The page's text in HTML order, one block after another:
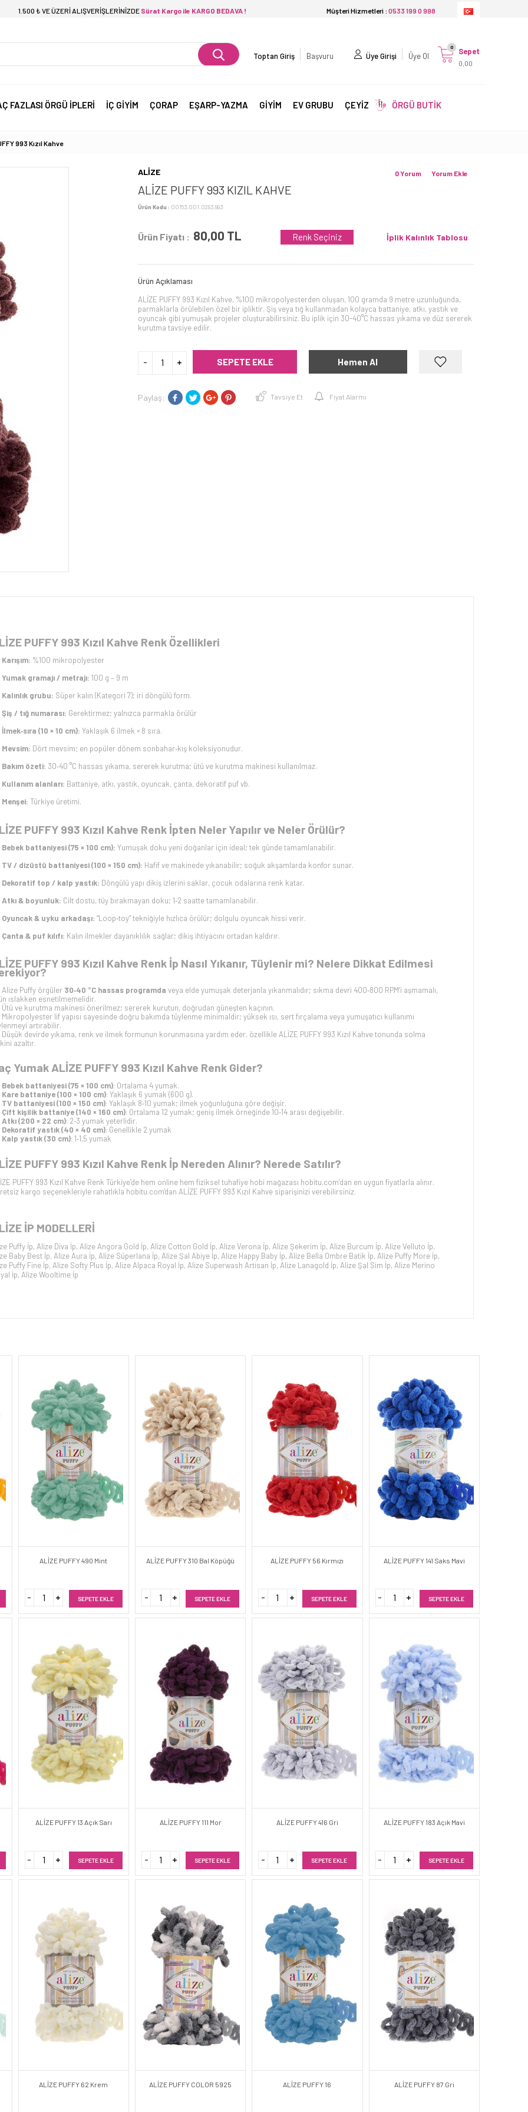
1.500 ₺ VE ÜZERİ ALIŞVERİŞLERİNİZDE Sürat Kargo ile KARGO BEDAVA ! Müşteri Hizmetleri : 0533 199 0 998
Başvuru
Toptan Giriş Üye Girişi Üye Ol Sepet
0,00
0
FAZLASI ÖRGÜ İPLERİ İÇ GİYİM ÇORAP EŞARP-YAZMA GİYİM EV GRUBU ÇEYİZ ÖRGÜ BUTİK
993 Kızıl Kahve
ALİZE
ALİZE PUFFY 993 KIZIL KAHVE
Ürün Kodu : 00153.001.0293.993
Yorum Ekle
0 Yorum
Ürün Fiyatı : 80,00 TL İplik Kalınlık Tablosu
Renk Seçiniz
Ürün Açıklaması
ALİZE PUFFY 993 Kızıl Kahve, %100 mikropolyesterden oluşan, 100 gramda 9 metre uzunluğunda,
parmaklarla örülebilen özel bir ipliktir. Şiş veya tığ kullanmadan kolayca battaniye, atkı, yastık ve
oyuncak gibi yumuşak projeler oluşturabilirsiniz. Bu iplik için 30-40°C hassas yıkama ve düz sererek
kurutma tavsiye edilir.
SEPETE EKLE Hemen Al
Paylaş: Tavsiye Et Fiyat Alarmı
PUFFY 993 Kızıl Kahve Renk Özellikleri
Karışım: %100 mikropolyester
Yumak gramajı / metrajı: 100 g – 9 m
Kalınlık grubu: Süper kalın (Kategori 7); iri döngülü form.
Şiş / tığ numarası: Gerektirmez; yalnızca parmakla örülür
İlmek‑sıra (10 × 10 cm): Yaklaşık 6 ilmek × 8 sıra.
Mevsim: Dört mevsim; en popüler dönem sonbahar‑kış koleksiyonudur.
Bakım özeti: 30‑40 °C hassas yıkama, sererek kurutma; ütü ve kurutma makinesi kullanılmaz.
Kullanım alanları: Battaniye, atkı, yastık, oyuncak, çanta, dekoratif puf vb.
Menşei: Türkiye üretimi.
PUFFY 993 Kızıl Kahve Renk İpten Neler Yapılır ve Neler Örülür?
Bebek battaniyesi (75 × 100 cm): Yumuşak doku yeni doğanlar için ideal; tek günde tamamlanabilir.
TV / dizüstü battaniyesi (100 × 150 cm): Hafif ve makinede yıkanabilir; soğuk akşamlarda konfor sunar.
Dekoratif top / kalp yastık: Döngülü yapı dikiş izlerini saklar, çocuk odalarına renk katar.
Atkı & boyunluk: Cilt dostu, tüy bırakmayan doku; 1‑2 saatte tamamlanabilir.
Oyuncak & uyku arkadaşı: “Loop‑toy” tekniğiyle hızlıca örülür; dolgulu oyuncak hissi verir.
Çanta & puf kılıfı: Kalın ilmekler dayanıklılık sağlar; dikiş ihtiyacını ortadan kaldırır.
PUFFY 993 Kızıl Kahve Renk İp Nasıl Yıkanır, Tüylenir mi? Nelere Dikkat Edilmesi
Alize Puffy örgüler 30‑40 °C hassas programda veya elde yumuşak deterjanla yıkanmalıdır; sıkma devri 400‑800 RPM’i aşmamalı,
ıslakken esnetilmemelidir.
Ütü ve kurutma makinesi önerilmez; sererek kurutun, doğrudan güneşten kaçının.
Mikropolyester lif yapısı sayesinde doğru bakımda tüylenme minimaldir; yüksek ısı, sert fırçalama veya yumuşatıcı kullanımı
artırabilir.
Düşük devirde yıkama, renk ve ilmek formunun korunmasına yardım eder, özellikle ALİZE PUFFY 993 Kızıl Kahve tonunda solma
azaltır.
Yumak ALİZE PUFFY 993 Kızıl Kahve Renk Gider?
Bebek battaniyesi (75 × 100 cm): Ortalama 4 yumak.
Kare battaniye (100 × 100 cm): Yaklaşık 6 yumak (600 g).
TV battaniyesi (100 × 150 cm): Yaklaşık 8‑10 yumak; ilmek yoğunluğuna göre değişir.
Çift kişilik battaniye (140 × 160 cm): Ortalama 12 yumak; geniş ilmek örneğinde 10‑14 arası değişebilir.
Atkı (200 × 22 cm): 2‑3 yumak yeterlidir.
Dekoratif yastık (40 × 40 cm): Genellikle 2 yumak
Kalp yastık (30 cm): 1‑1,5 yumak
PUFFY 993 Kızıl Kahve Renk İp Nereden Alınır? Nerede Satılır?
PUFFY 993 Kızıl Kahve Renk Türkiye’de hem online hem fiziksel tuhafiye hobi mağazası hobitu.com’dan en uygun fiyatlarla alınır.
kargo seçenekleriyle rahatlıkla hobitu.com'dan ALİZE PUFFY 993 Kızıl Kahve siparişinizi verebilirsiniz.
İP MODELLERİ
Puffy İp, Alize Diva İp, Alize Angora Gold İp, Alize Cotton Gold İp, Alize Verona İp, Alize Şekerim İp, Alize Burcum İp, Alize Velluto İp,
Baby Best İp, Alize Aura İp, Alize Süperlana İp, Alize Şal Abiye İp, Alize Happy Baby İp, Alize Bella Ombre Batik İp, Alize Puffy More İp,
Puffy Fine İp, Alize Softy Plus İp, Alize Alpaca Royal İp, Alize Superwash Artisan İp, Alize Lanagold İp, Alize Şal Sim İp, Alize Merino
İp, Alize Wooltime İp
ALİZE PUFFY 490 Mint
SEPETE EKLE
ALİZE PUFFY 310 Bal Köpüğü
SEPETE EKLE
ALİZE PUFFY 56 Kırmızı
SEPETE EKLE
ALİZE PUFFY 141 Saks Mavi
SEPETE EKLE
ALİZE PUFFY 13 Açık Sarı
SEPETE EKLE
ALİZE PUFFY 111 Mor
SEPETE EKLE
ALİZE PUFFY 416 Gri
SEPETE EKLE
ALİZE PUFFY 183 Açık Mavi
SEPETE EKLE
ALİZE PUFFY 62 Krem ALİZE PUFFY COLOR 5925 ALİZE PUFFY 16 ALİZE PUFFY 87 Gri